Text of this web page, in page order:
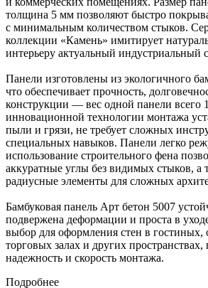
толщина 5 мм позволяют быстро
с минимальным количеством стыков.
коллекции «Камень» имитирует
интерьеру актуальный индустриальный
Панели изготовлены из экологичного
что обеспечивает прочность,
конструкции — вес одной панели всего
инновационной технологии монтажа
пыли и грязи, не требует сложных
специальных навыков. Панели легко
использование строительного фена
аккуратные углы без видимых стыков, а
радиусные элементы для сложных
Бамбуковая панель Арт бетон 5007
подвержена деформации и проста в
выбор для оформления стен в гостиных,
торговых залах и других пространствах,
надежность и скорость монтажа.
Подробнее